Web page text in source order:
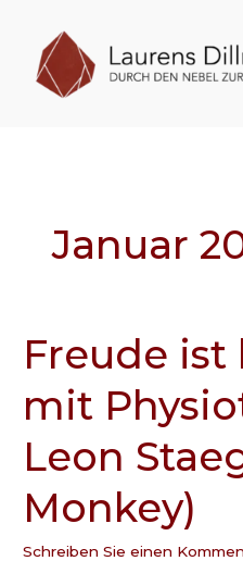
springen
Januar
Freude ist
mit
Leon
Monkey)
Schreiben Sie einen
Freude
ist
lernbar
–
mit
Physiotherapeut
Leon
Staege
(Moving